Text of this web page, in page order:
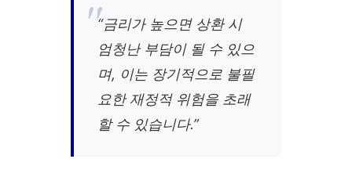
“금리가 높으면 상환 시
엄청난 부담이 될 수 있으
며, 이는 장기적으로 불필
요한 재정적 위험을 초래
할 수 있습니다.”